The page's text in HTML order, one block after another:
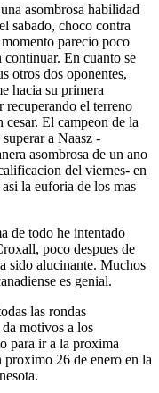
asombrosa habilidad
sabado, choco contra
parecio poco
continuar. En cuanto se
otros dos oponentes,
hacia su primera
recuperando el terreno
El campeon de la
a Naasz -
asombrosa de un ano
del viernes- en
la euforia de los mas
de todo he intentado
poco despues de
sido alucinante. Muchos
es genial.
las rondas
motivos a los
para ir a la proxima
proximo 26 de enero en la